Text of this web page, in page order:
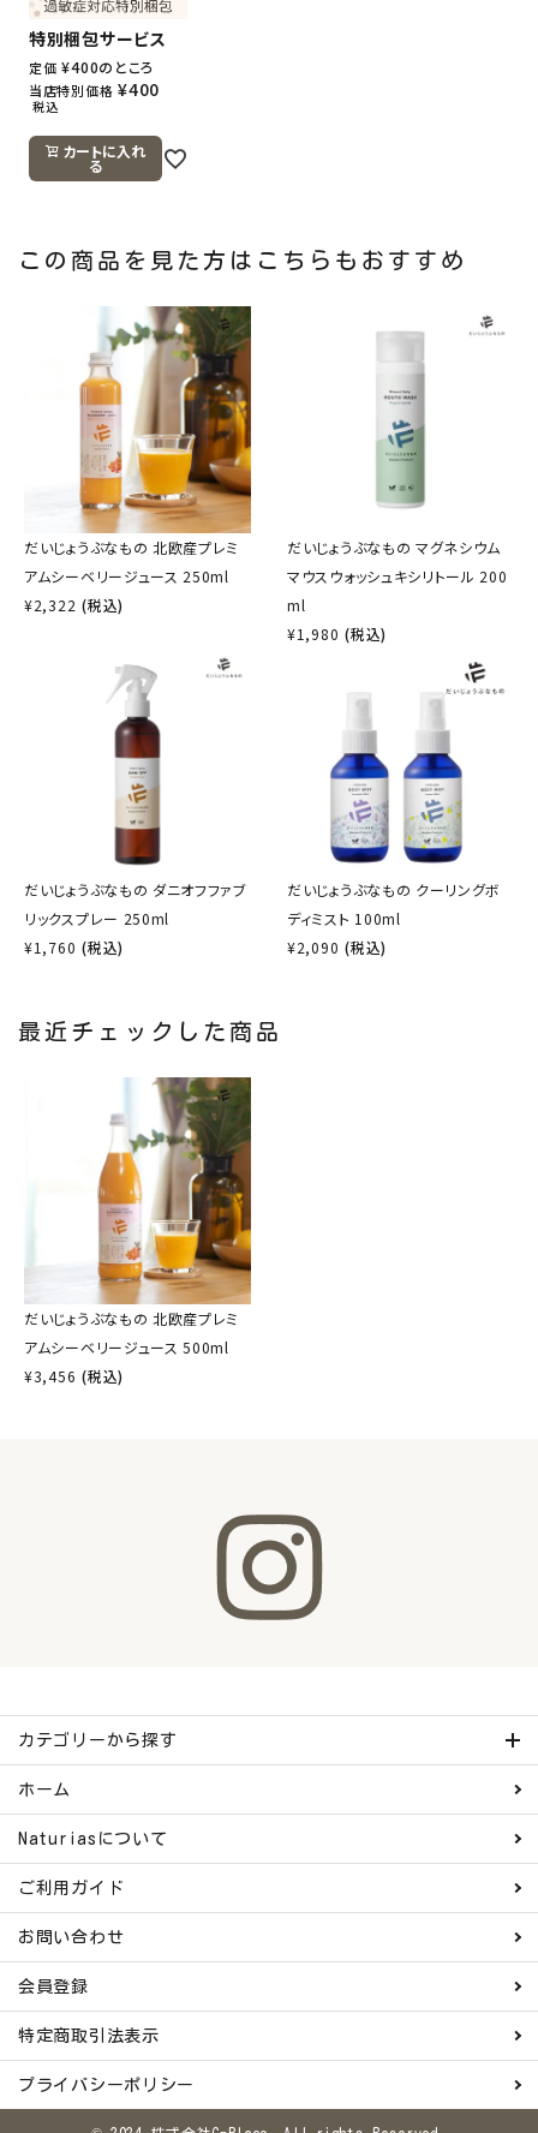
特別梱包サービス
定価 ¥400のところ
当店特別価格 ¥400
税込
カートに入れ
る
この商品を見た方はこちらもおすすめ
だいじょうぶなもの 北欧産プレミ
アムシーベリージュース 250ml
¥2,322 (税込)
だいじょうぶなもの マグネシウム
マウスウォッシュキシリトール 200
ml
¥1,980 (税込)
だいじょうぶなもの ダニオフファブ
リックスプレー 250ml
¥1,760 (税込)
だいじょうぶなもの クーリングボ
ディミスト 100ml
¥2,090 (税込)
最近チェックした商品
だいじょうぶなもの 北欧産プレミ
アムシーベリージュース 500ml
¥3,456 (税込)
カテゴリーから探す
ホーム
Naturiasについて
ご利用ガイド
お問い合わせ
会員登録
特定商取引法表示
プライバシーポリシー